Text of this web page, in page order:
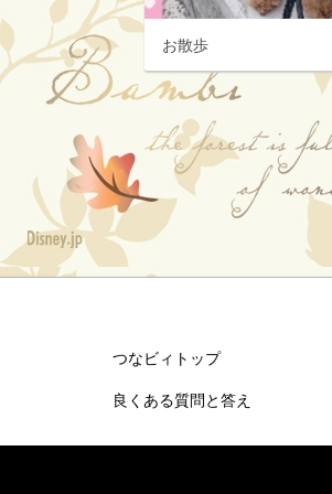
お散歩
つなビィトップ
良くある質問と答え